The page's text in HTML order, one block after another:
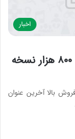
اخبار
فروش بازی Resident Evil 0 HD به ۸۰۰ هزار نسخه
بالا آخرین عنوان